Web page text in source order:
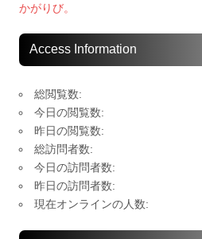
かがりび。
Access Information
総閲覧数:
今日の閲覧数:
昨日の閲覧数:
総訪問者数:
今日の訪問者数:
昨日の訪問者数:
現在オンラインの人数: